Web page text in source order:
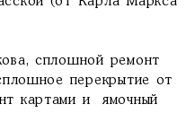
сплошной ремонт
перекрытие от
картами и ямочный